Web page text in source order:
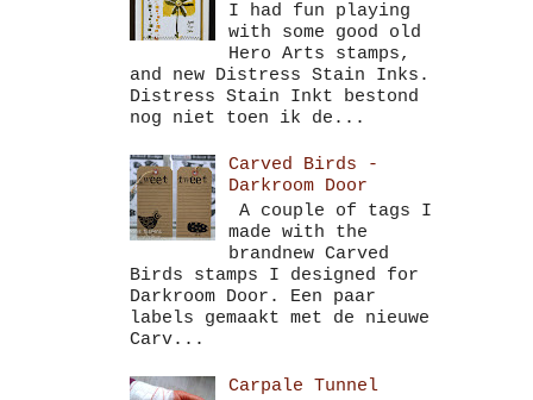
I had fun playing
with some good old
Hero Arts stamps,
and new Distress Stain Inks.
Distress Stain Inkt bestond
nog niet toen ik de...
Carved Birds -
Darkroom Door
A couple of tags I
made with the
brandnew Carved
Birds stamps I designed for
Darkroom Door. Een paar
labels gemaakt met de nieuwe
Carv...
Carpale Tunnel